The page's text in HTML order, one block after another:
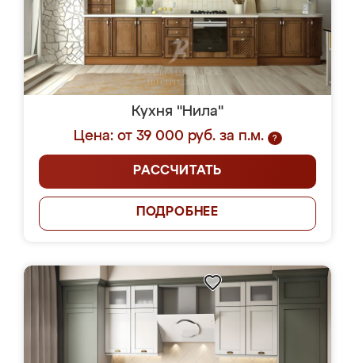
Кухня "Нила"
Цена: от 39 000 руб. за п.м.
?
РАССЧИТАТЬ
ПОДРОБНЕЕ